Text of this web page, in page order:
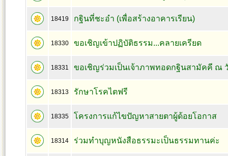
18419 กฐินที่ชะอำ (เพื่อสร้างอาคารเรียน)
18330 ขอเชิญเข้าปฏิบัติธรรม...คลายเครียด
18331 ขอเชิญร่วมเป็นเจ้าภาพทอดกฐินสามัคคี ณ
18313 รักษาโรคไตฟรี
18335 โครงการแก้ไขปัญหาสายตาผู้ด้อยโอกาส
18314 ร่วมทำบุญหนังสือธรรมะเป็นธรรมทานค่ะ